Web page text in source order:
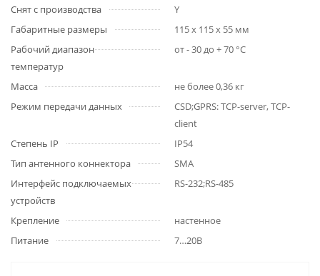
Снят с производства
Y
Габаритные размеры
115 x 115 x 55 мм
Рабочий диапазон
температур
от - 30 до + 70 °С
Масса
не более 0,36 кг
Режим передачи данных
CSD;GPRS: TCP-server, TCP-
client
Степень IP
IP54
Тип антенного коннектора
SMA
Интерфейс подключаемых
устройств
RS-232;RS-485
Крепление
настенное
Питание
7…20В